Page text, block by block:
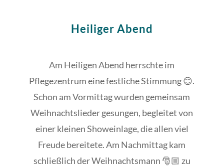
Heiliger Abend
Am Heiligen Abend herrschte im
Pflegezentrum eine festliche Stimmung 😊.
Schon am Vormittag wurden gemeinsam
Weihnachtslieder gesungen, begleitet von
einer kleinen Showeinlage, die allen viel
Freude bereitete. Am Nachmittag kam
schließlich der Weihnachtsmann 🎅🏼 zu